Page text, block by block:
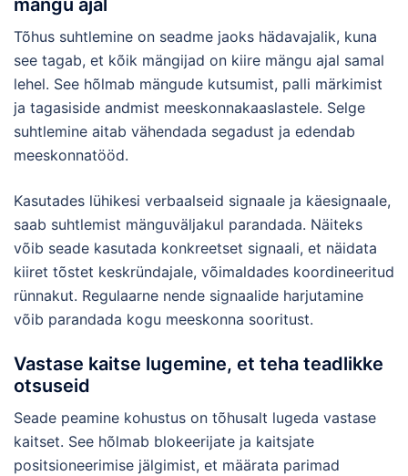
mängu ajal
Tõhus suhtlemine on seadme jaoks hädavajalik, kuna
see tagab, et kõik mängijad on kiire mängu ajal samal
lehel. See hõlmab mängude kutsumist, palli märkimist
ja tagasiside andmist meeskonnakaaslastele. Selge
suhtlemine aitab vähendada segadust ja edendab
meeskonnatööd.
Kasutades lühikesi verbaalseid signaale ja käesignaale,
saab suhtlemist mänguväljakul parandada. Näiteks
võib seade kasutada konkreetset signaali, et näidata
kiiret tõstet keskründajale, võimaldades koordineeritud
rünnakut. Regulaarne nende signaalide harjutamine
võib parandada kogu meeskonna sooritust.
Vastase kaitse lugemine, et teha teadlikke
otsuseid
Seade peamine kohustus on tõhusalt lugeda vastase
kaitset. See hõlmab blokeerijate ja kaitsjate
positsioneerimise jälgimist, et määrata parimad